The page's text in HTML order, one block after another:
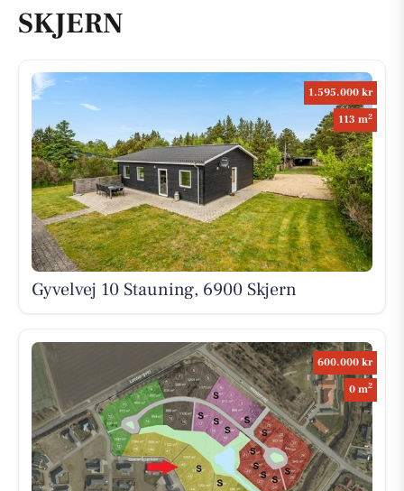
SKJERN
1.595.000 kr
113 m2
Gyvelvej 10 Stauning, 6900 Skjern
600.000 kr
0 m2